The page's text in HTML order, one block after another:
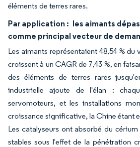
éléments de terres rares.
Par application : les aimants
comme principal vecteur de
Les aimants représentaient 48,54 % du
croissent à un CAGR de 7,43 %, en
des éléments de terres rares
industrielle ajoute de l'élan :
servomoteurs, et les installations
croissance significative, la Chine étant
Les catalyseurs ont absorbé du
stables sous l'effet de la pénétration